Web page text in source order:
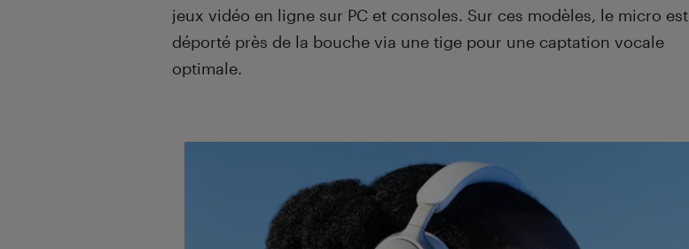
jeux vidéo en ligne sur PC et consoles. Sur ces modèles, le micro est
déporté près de la bouche via une tige pour une captation vocale
optimale.